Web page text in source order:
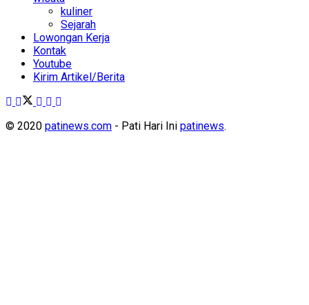
kuliner
Sejarah
Lowongan Kerja
Kontak
Youtube
Kirim Artikel/Berita
© 2020 patinews.com - Pati Hari Ini patinews.